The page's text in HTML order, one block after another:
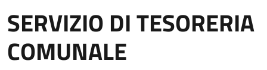
SERVIZIO DI TESORERIA
COMUNALE